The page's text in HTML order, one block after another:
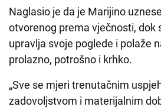
Naglasio je da je Marijino
otvorenog prema vječnosti, dok
upravlja svoje poglede i polaže
prolazno, potrošno i krhko.
„Sve se mjeri trenutačnim
zadovoljstvom i materijalnim